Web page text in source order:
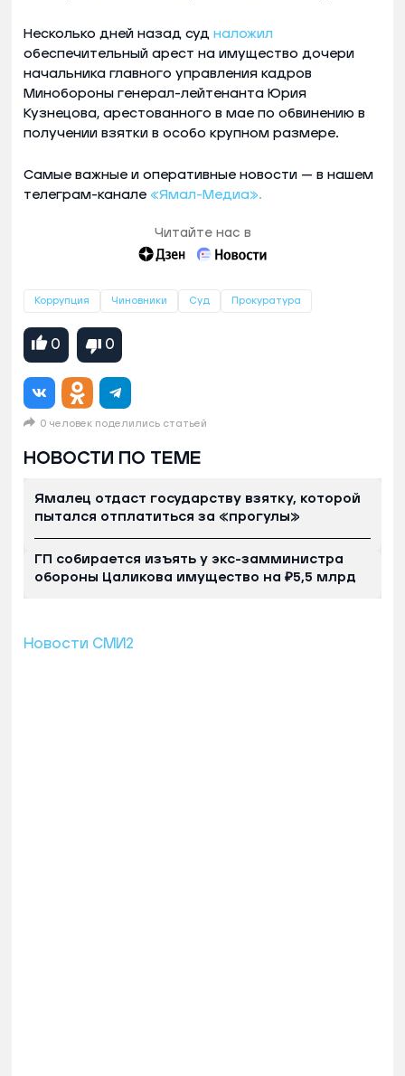
Несколько дней назад суд наложил
обеспечительный арест на имущество дочери
начальника главного управления кадров
Минобороны генерал-лейтенанта Юрия
Кузнецова, арестованного в мае по обвинению в
получении взятки в особо крупном размере.
Самые важные и оперативные новости — в нашем
телеграм-канале «Ямал-Медиа».
Читайте нас в
Коррупция Чиновники Суд Прокуратура
0 0
0 человек поделились статьей
НОВОСТИ ПО ТЕМЕ
Ямалец отдаст государству взятку, которой
пытался отплатиться за «прогулы»
ГП собирается изъять у экс-замминистра
обороны Цаликова имущество на ₽5,5 млрд
Новости СМИ2